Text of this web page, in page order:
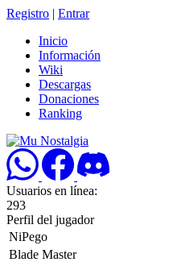
Registro | Entrar
Inicio
Información
Wiki
Descargas
Donaciones
Ranking
Usuarios en línea:
293
Perfil del jugador
NiPego
Blade Master